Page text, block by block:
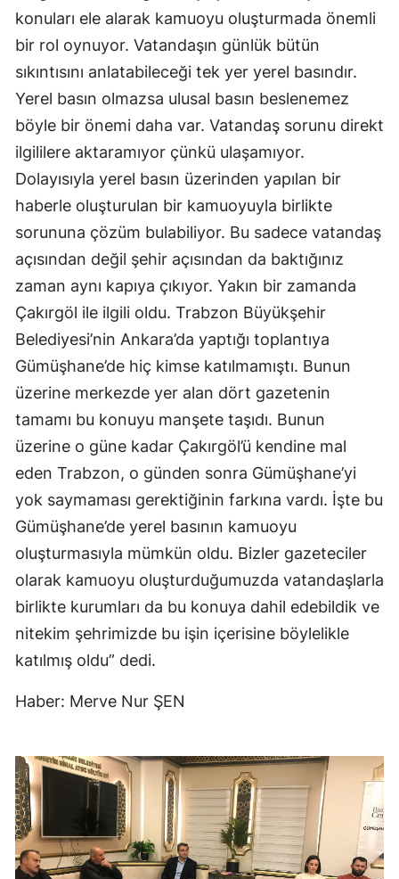
Yalova
Karabük
Kilis
Osmaniye
Düzce
konuları ele alarak kamuoyu oluşturmada önemli
bir rol oynuyor. Vatandaşın günlük bütün
sıkıntısını anlatabileceği tek yer yerel basındır.
Yerel basın olmazsa ulusal basın beslenemez
böyle bir önemi daha var. Vatandaş sorunu direkt
ilgililere aktaramıyor çünkü ulaşamıyor.
Dolayısıyla yerel basın üzerinden yapılan bir
haberle oluşturulan bir kamuoyuyla birlikte
sorununa çözüm bulabiliyor. Bu sadece vatandaş
açısından değil şehir açısından da baktığınız
zaman aynı kapıya çıkıyor. Yakın bir zamanda
Çakırgöl ile ilgili oldu. Trabzon Büyükşehir
Belediyesi’nin Ankara’da yaptığı toplantıya
Gümüşhane’de hiç kimse katılmamıştı. Bunun
üzerine merkezde yer alan dört gazetenin
tamamı bu konuyu manşete taşıdı. Bunun
üzerine o güne kadar Çakırgöl’ü kendine mal
eden Trabzon, o günden sonra Gümüşhane’yi
yok saymaması gerektiğinin farkına vardı. İşte bu
Gümüşhane’de yerel basının kamuoyu
oluşturmasıyla mümkün oldu. Bizler gazeteciler
olarak kamuoyu oluşturduğumuzda vatandaşlarla
birlikte kurumları da bu konuya dahil edebildik ve
nitekim şehrimizde bu işin içerisine böylelikle
katılmış oldu” dedi.
Haber: Merve Nur ŞEN